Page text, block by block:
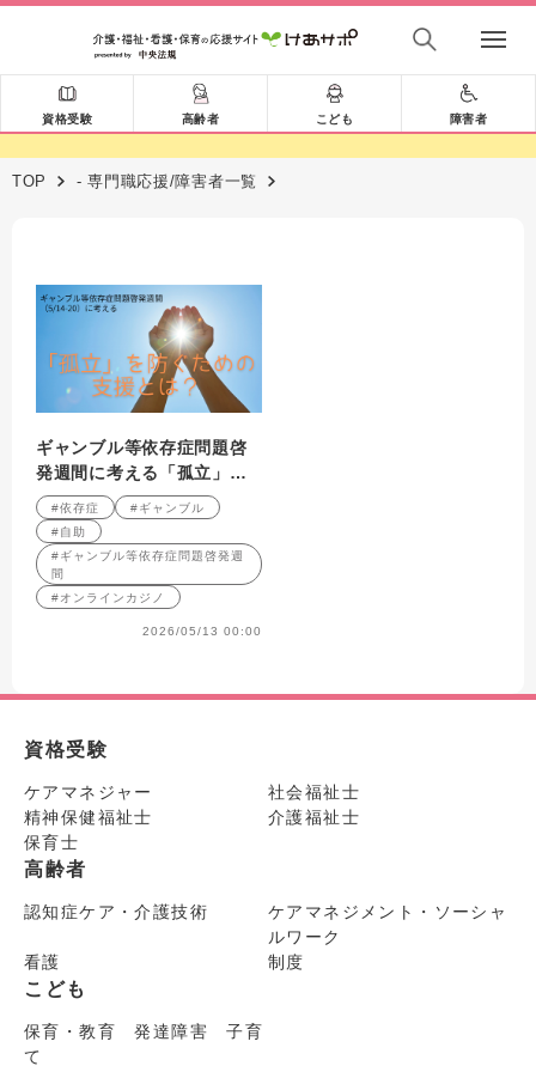
資格受験 高齢者 こども 障害者
TOP - 専門職応援/障害者一覧
ギャンブル等依存症問題啓
発週間に考える「孤立」を
防ぐための支援
#依存症
#ギャンブル
#自助
#ギャンブル等依存症問題啓発週
間
#オンラインカジノ
2026/05/13 00:00
資格受験
ケアマネジャー
社会福祉士
精神保健福祉士
介護福祉士
保育士
高齢者
認知症ケア・介護技術
ケアマネジメント・ソーシャ
ルワーク
看護
制度
こども
保育・教育 発達障害 子育
て